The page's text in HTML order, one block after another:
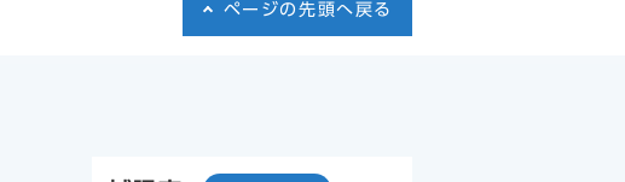
ページの先頭へ戻る